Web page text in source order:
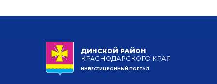
ДИНСКОЙ РАЙОН
КРАСНОДАРСКОГО КРАЯ
ИНВЕСТИЦИОННЫЙ ПОРТАЛ